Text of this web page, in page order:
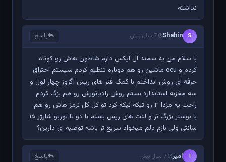
نداشته
S
Shahin 7 سال پیش پاسخ
با سلام من یه سمند ال ایکس دارم شاطون هاش رو کوتاه
کردم و ecu ماشین رو هم دوباره تنظیم کردم سیستم احتراق
حرفه ای روش انداختم با کمک فنر های ریس اگزوز چهار لول و
سه مخزنه استاندارد بستم روش رادیاتورش رو هم بزگ کردم
راحت یه مزدا ۳ رو تیکه تیکه کرد تو کل کل ترمز هاش رو هم
با بوستر بزرگ تر و لنت های ریس بستم با دو تا توربو شارژر ۱۵
سانتی ولی بازم دلم میخواد سریع تر باشه توصیه ای دارین؟
ا امیر 7 سال پیش پاسخ